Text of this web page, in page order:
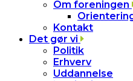
Om foreningen
Kontakt
Det gør vi
Politik
Erhverv
Uddannelse